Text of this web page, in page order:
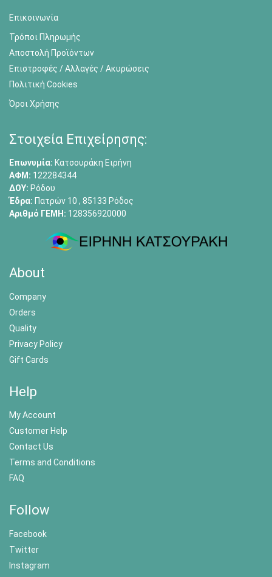
Επικοινωνία
Τρόποι Πληρωμής
Αποστολή Προϊόντων
Επιστροφές / Αλλαγές / Ακυρώσεις
Πολιτική Cookies
Όροι Χρήσης
Στοιχεία Επιχείρησης:
Επωνυμία: Κατσουράκη Ειρήνη
ΑΦΜ: 122284344
ΔΟΥ: Ρόδου
Έδρα: Πατρών 10 , 85133 Ρόδος
Αριθμό ΓΕΜΗ: 128356920000
About
Company
Orders
Quality
Privacy Policy
Gift Cards
Help
My Account
Customer Help
Contact Us
Terms and Conditions
FAQ
Follow
Facebook
Twitter
Instagram